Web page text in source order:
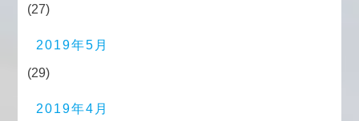
(27)
2019年5月
(29)
2019年4月